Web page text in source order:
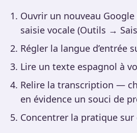
Ouvrir un nouveau
saisie vocale (Outils →
Régler la langue d’entrée
Lire un texte espagnol à
Relire la transcription —
en évidence un souci de
Concentrer la pratique sur